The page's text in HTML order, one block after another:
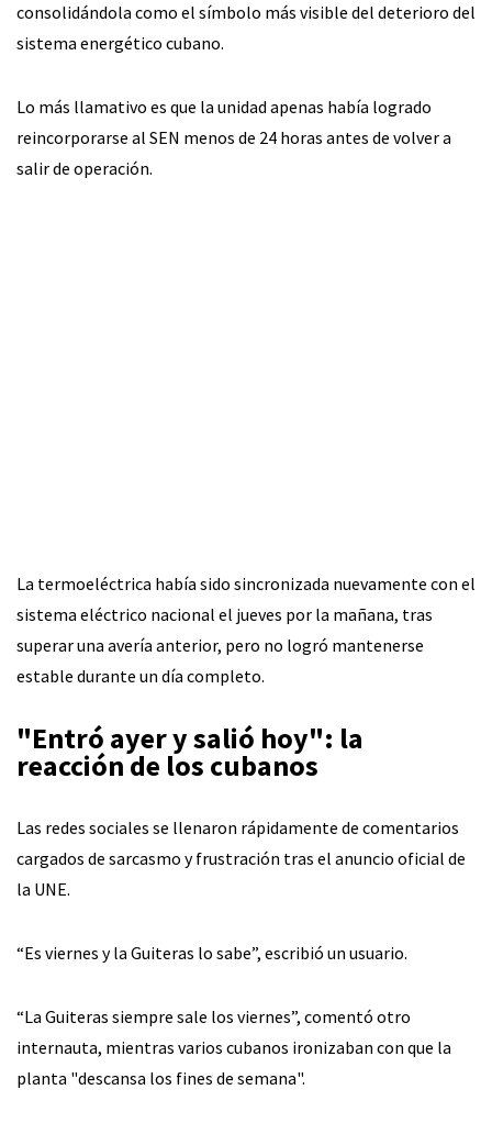
consolidándola como el símbolo más visible del deterioro del
sistema energético cubano.
Lo más llamativo es que la unidad apenas había logrado
reincorporarse al SEN menos de 24 horas antes de volver a
salir de operación.
La termoeléctrica había sido sincronizada nuevamente con el
sistema eléctrico nacional el jueves por la mañana, tras
superar una avería anterior, pero no logró mantenerse
estable durante un día completo.
"Entró ayer y salió hoy": la
reacción de los cubanos
Las redes sociales se llenaron rápidamente de comentarios
cargados de sarcasmo y frustración tras el anuncio oficial de
la UNE.
“Es viernes y la Guiteras lo sabe”, escribió un usuario.
“La Guiteras siempre sale los viernes”, comentó otro
internauta, mientras varios cubanos ironizaban con que la
planta "descansa los fines de semana".